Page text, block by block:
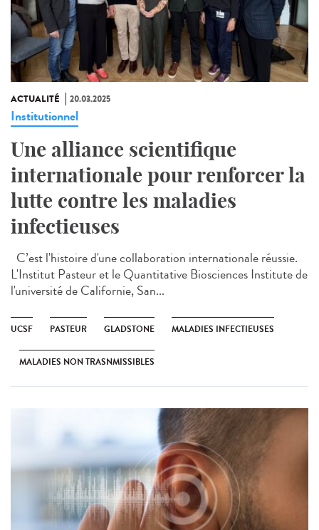
ACTUALITÉ 20.03.2025
Institutionnel
Une alliance scientifique
internationale pour renforcer la
lutte contre les maladies
infectieuses
C’est l'histoire d'une collaboration internationale réussie.
L'Institut Pasteur et le Quantitative Biosciences Institute de
l'université de Californie, San...
UCSF PASTEUR GLADSTONE MALADIES INFECTIEUSES
MALADIES NON TRASNMISSIBLES